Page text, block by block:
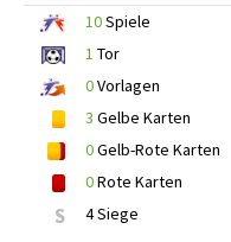
10Spiele
1 Tor
0Vorlagen
3 Gelbe Karten
0Gelb-Rote Karten
0Rote Karten
S 4 Siege